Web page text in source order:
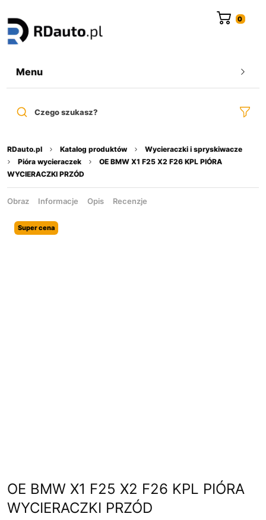
Menu
Czego szukasz?
RDauto.pl Katalog produktów
Wycieraczki i spryskiwacze
Pióra wycieraczek
OE BMW X1 F25 X2 F26 KPL PIÓRA
WYCIERACZKI PRZÓD
Obraz Informacje Opis Recenzje
Super cena
OE BMW X1 F25 X2 F26 KPL PIÓRA
WYCIERACZKI PRZÓD